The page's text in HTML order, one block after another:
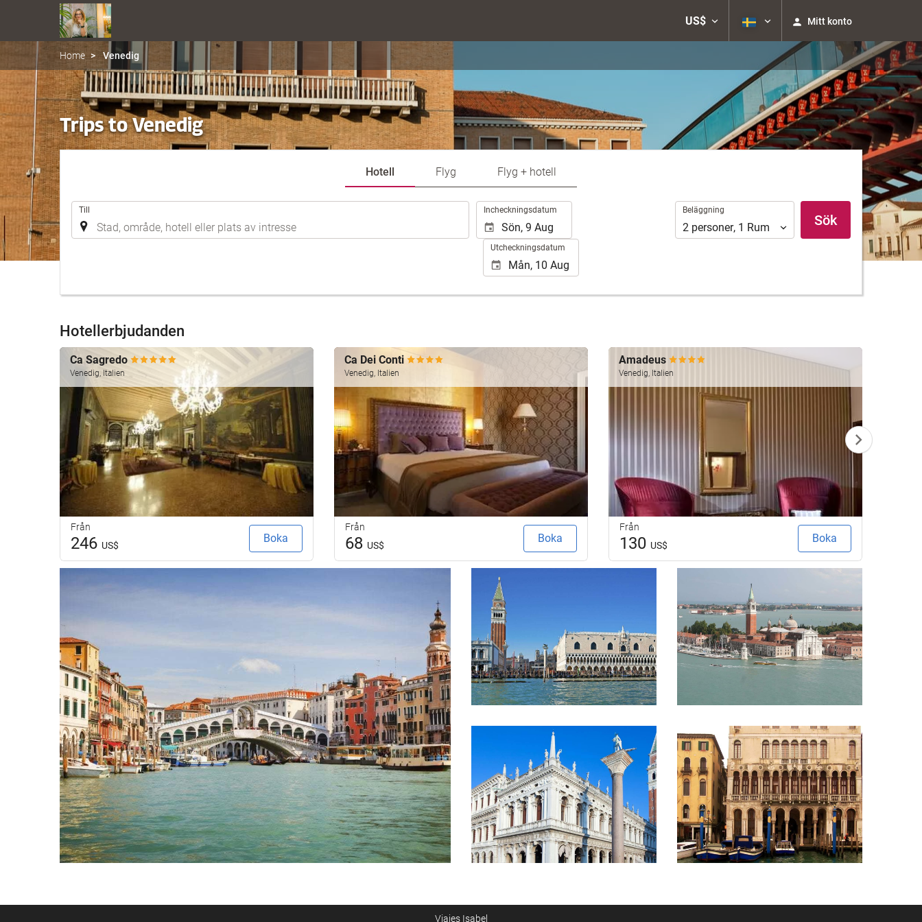
US$ Mitt konto
Home Venedig
Trips to Venedig
Hotell Flyg Flyg + hotell
Till Incheckningsdatum
Utcheckningsdatum
Beläggning
Beläggning
2 personer, 1 Rum Sök
Hotellerbjudanden
Ca Sagredo
Venedig, Italien
Från
246 US$
Boka
Ca Dei Conti
Venedig, Italien
Från
68 US$
Boka
Amadeus
Venedig, Italien
Från
130 US$
Boka
Viajes Isabel